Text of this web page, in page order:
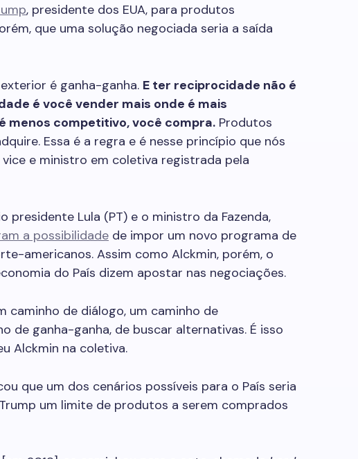
, presidente dos EUA, para produtos
que uma solução negociada seria a saída
é ganha-ganha. E ter reciprocidade não é
é você vender mais onde é mais
menos competitivo, você compra. Produtos
Essa é a regra e é nesse princípio que nós
e ministro em coletiva registrada pela
presidente Lula (PT) e o ministro da Fazenda,
a possibilidade de impor um novo programa de
americanos. Assim como Alckmin, porém, o
do País dizem apostar nas negociações.
caminho de diálogo, um caminho de
de ganha-ganha, de buscar alternativas. É isso
Alckmin na coletiva.
que um dos cenários possíveis para o País seria
um limite de produtos a serem comprados